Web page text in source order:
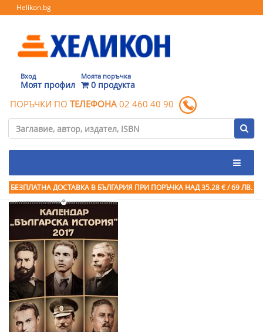
Helikon.bg
Вход
Моят профил
Моята поръчка
0 продукта
ПОРЪЧКИ ПО ТЕЛЕФОНА 02 460 40 90
БЕЗПЛАТНА ДОСТАВКА В БЪЛГАРИЯ ПРИ ПОРЪЧКА НАД 35.28 € / 69 ЛВ.